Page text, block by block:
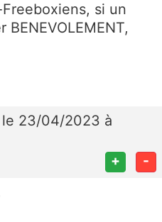
si un
le 23/04/2023 à
+ -